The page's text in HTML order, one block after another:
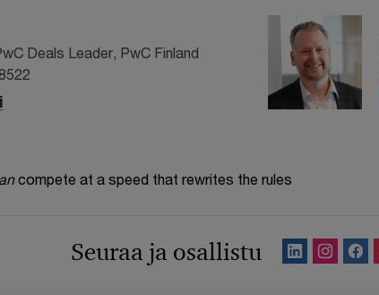
Deals Leader, PwC Finland
compete at a speed that rewrites the rules
Seuraa ja osallistu